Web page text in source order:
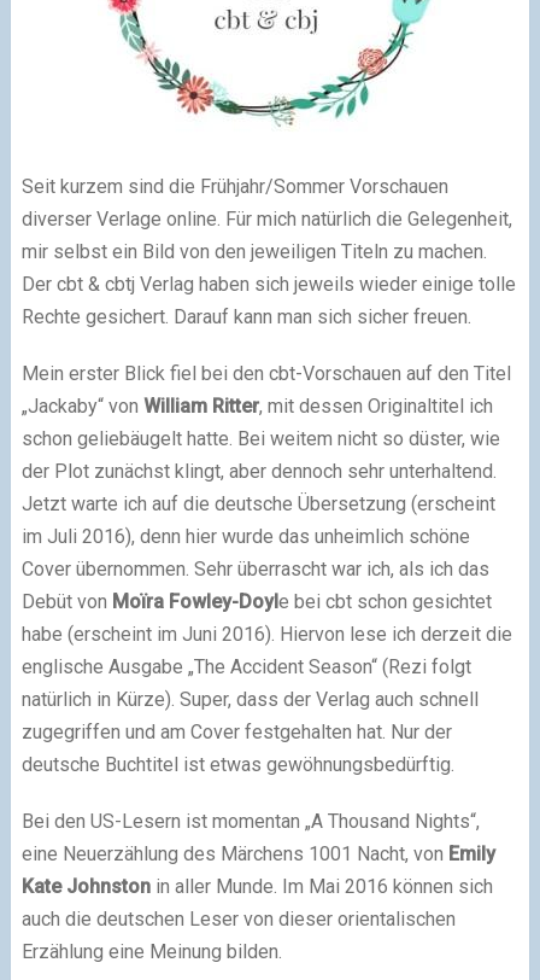
Seit kurzem sind die Frühjahr/Sommer Vorschauen
diverser Verlage online. Für mich natürlich die Gelegenheit,
mir selbst ein Bild von den jeweiligen Titeln zu machen.
Der cbt & cbtj Verlag haben sich jeweils wieder einige tolle
Rechte gesichert. Darauf kann man sich sicher freuen.
Mein erster Blick fiel bei den cbt-Vorschauen auf den Titel
„Jackaby“ von William Ritter, mit dessen Originaltitel ich
schon geliebäugelt hatte. Bei weitem nicht so düster, wie
der Plot zunächst klingt, aber dennoch sehr unterhaltend.
Jetzt warte ich auf die deutsche Übersetzung (erscheint
im Juli 2016), denn hier wurde das unheimlich schöne
Cover übernommen. Sehr überrascht war ich, als ich das
Debüt von Moïra Fowley-Doyle bei cbt schon gesichtet
habe (erscheint im Juni 2016). Hiervon lese ich derzeit die
englische Ausgabe „The Accident Season“ (Rezi folgt
natürlich in Kürze). Super, dass der Verlag auch schnell
zugegriffen und am Cover festgehalten hat. Nur der
deutsche Buchtitel ist etwas gewöhnungsbedürftig.
Bei den US-Lesern ist momentan „A Thousand Nights“,
eine Neuerzählung des Märchens 1001 Nacht, von Emily
Kate Johnstonin aller Munde. Im Mai 2016 können sich
auch die deutschen Leser von dieser orientalischen
Erzählung eine Meinung bilden.